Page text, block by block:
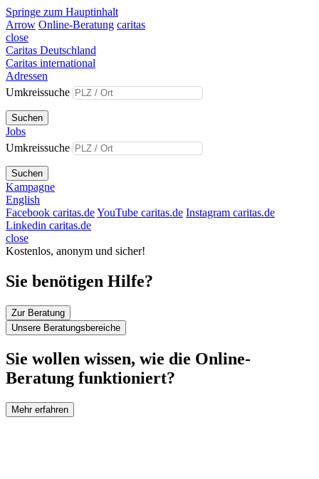
Springe zum Hauptinhalt
Arrow Online-Beratung caritas
close
Caritas Deutschland
Caritas international
Adressen
Umkreissuche
Suchen
Jobs
Umkreissuche
Suchen
Kampagne
English
Facebook caritas.deYouTube caritas.de Instagram caritas.de
Linkedin caritas.de
close
Kostenlos, anonym und sicher!
Sie benötigen Hilfe?
Zur Beratung
Unsere Beratungsbereiche
Sie wollen wissen, wie die Online-
Beratung funktioniert?
Mehr erfahren